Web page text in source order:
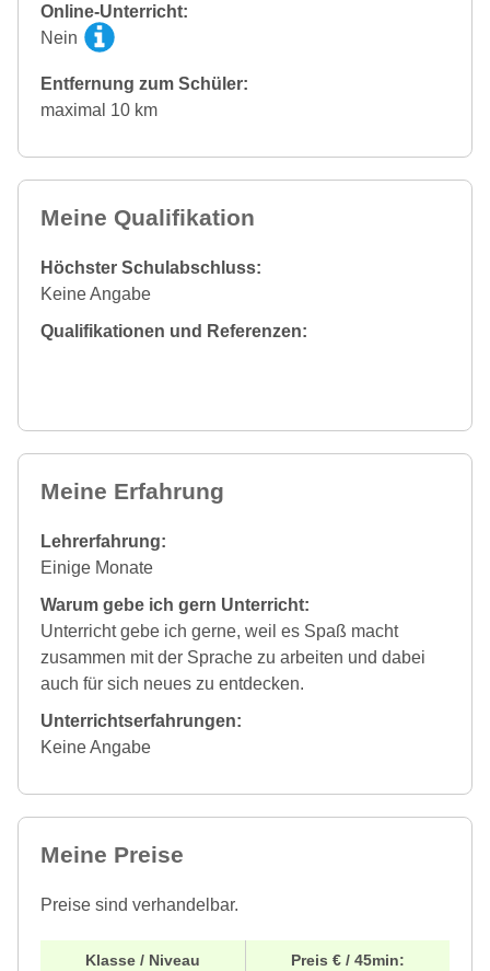
Online-Unterricht:
Nein
Entfernung zum Schüler:
maximal 10 km
Meine Qualifikation
Höchster Schulabschluss:
Keine Angabe
Qualifikationen und Referenzen:
Meine Erfahrung
Lehrerfahrung:
Einige Monate
Warum gebe ich gern Unterricht:
Unterricht gebe ich gerne, weil es Spaß macht
zusammen mit der Sprache zu arbeiten und dabei
auch für sich neues zu entdecken.
Unterrichtserfahrungen:
Keine Angabe
Meine Preise
Preise sind verhandelbar.
Klasse / Niveau Preis € / 45min: